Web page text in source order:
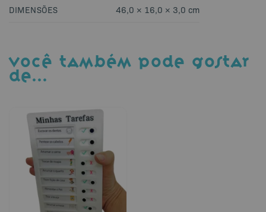
DIMENSÕES 46,0 × 16,0 × 3,0 cm
VOCÊ TAMBÉM PODE GOSTAR
DE…